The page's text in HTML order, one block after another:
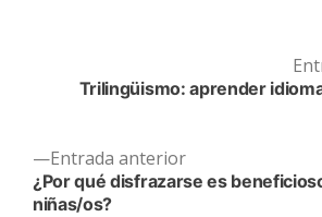
Navegación
entradas
Entrada anteriorEntrada
anterior:
¿Por qué disfrazarse es
niñas/os?
Trilingüismo: aprender